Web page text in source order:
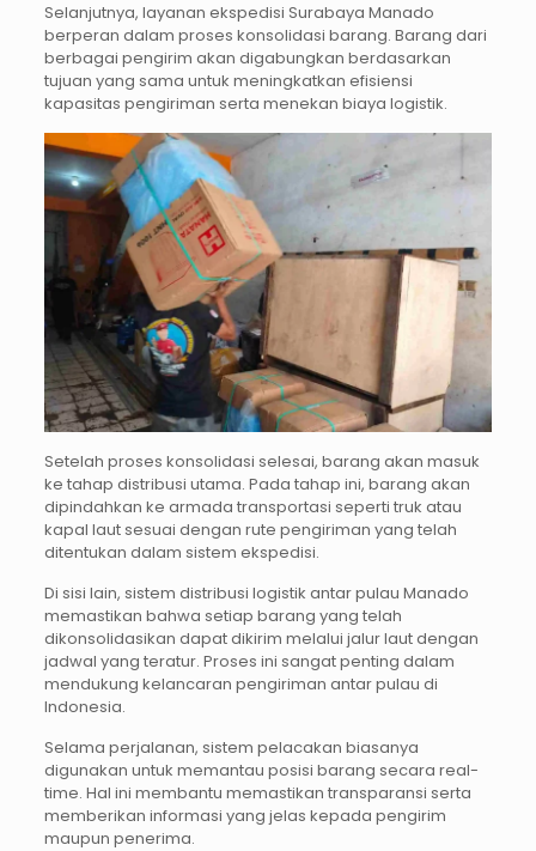
Selanjutnya, layanan ekspedisi Surabaya Manado
berperan dalam proses konsolidasi barang. Barang dari
berbagai pengirim akan digabungkan berdasarkan
tujuan yang sama untuk meningkatkan efisiensi
kapasitas pengiriman serta menekan biaya logistik.
Setelah proses konsolidasi selesai, barang akan masuk
ke tahap distribusi utama. Pada tahap ini, barang akan
dipindahkan ke armada transportasi seperti truk atau
kapal laut sesuai dengan rute pengiriman yang telah
ditentukan dalam sistem ekspedisi.
Di sisi lain, sistem distribusi logistik antar pulau Manado
memastikan bahwa setiap barang yang telah
dikonsolidasikan dapat dikirim melalui jalur laut dengan
jadwal yang teratur. Proses ini sangat penting dalam
mendukung kelancaran pengiriman antar pulau di
Indonesia.
Selama perjalanan, sistem pelacakan biasanya
digunakan untuk memantau posisi barang secara real-
time. Hal ini membantu memastikan transparansi serta
memberikan informasi yang jelas kepada pengirim
maupun penerima.